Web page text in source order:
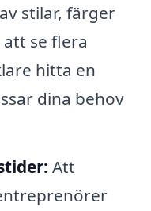
stilar, färger
se flera
hitta en
dina behov
Att